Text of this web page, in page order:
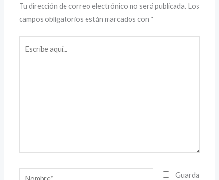
Tu dirección de correo electrónico no será publicada. Los
campos obligatorios están marcados con *
Nombre*
Guarda